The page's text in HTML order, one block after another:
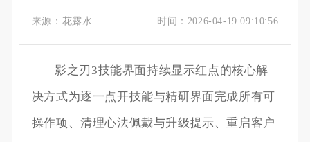
来源： 花露水 时间： 2026-04-19 09:10:56
影之刃3技能界面持续显示红点的核心解
决方式为逐一点开技能与精研界面完成所有可
操作项、清理心法佩戴与升级提示、重启客户